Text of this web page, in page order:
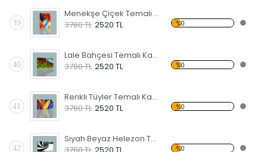
39
Menekşe Çiçek Temalı Kanvas Tablo
3780 TL 2520 TL %0
40
Lale Bahçesi Temalı Kanvas Tablo
3780 TL 2520 TL %0
41
Renkli Tüyler Temalı Kanvas Tablo
3780 TL 2520 TL %0
42
Siyah Beyaz Helezon Temalı Kanvas Tablo
%0